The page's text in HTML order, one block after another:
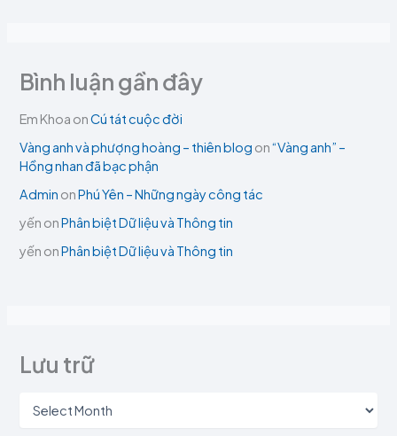
Bình luận gần đây
Em Khoa onCú tát cuộc đời
Vàng anh và phượng hoàng – thiên blog on“Vàng anh” –
Hồng nhan đã bạc phận
Admin onPhú Yên – Những ngày công tác
yến onPhân biệt Dữ liệu và Thông tin
yến onPhân biệt Dữ liệu và Thông tin
Lưu trữ